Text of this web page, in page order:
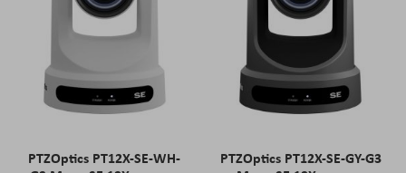
PTZOptics PT12X-SE-WH-
PTZOptics PT12X-SE-GY-G3